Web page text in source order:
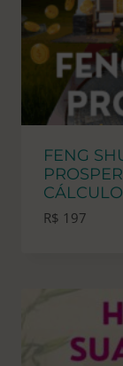
FENG
R$ 197